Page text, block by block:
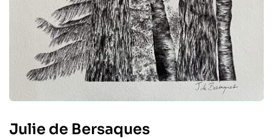
Julie de Bersaques